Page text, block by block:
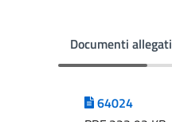
Documenti allegati
64024